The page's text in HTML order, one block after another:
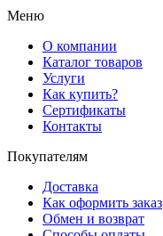
Меню
О компании
Каталог товаров
Услуги
Как купить?
Сертификаты
Контакты
Покупателям
Доставка
Как оформить заказ
Обмен и возврат